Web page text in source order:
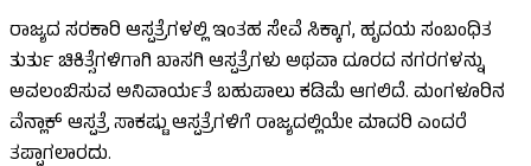
ರಾಜ್ಯದ ಸರಕಾರಿ ಆಸ್ಪತ್ರೆಗಳಲ್ಲಿ ಇಂತಹ ಸೇವೆ ಸಿಕ್ಕಾಗ, ಹೃದಯ ಸಂಬಂಧಿತ
ತುರ್ತು ಚಿಕಿತ್ಸೆಗಳಿಗಾಗಿ ಖಾಸಗಿ ಆಸ್ಪತ್ರೆಗಳು ಅಥವಾ ದೂರದ ನಗರಗಳನ್ನು
ಅವಲಂಬಿಸುವ ಅನಿವಾರ್ಯತೆ ಬಹುಪಾಲು ಕಡಿಮೆ ಆಗಲಿದೆ. ಮಂಗಳೂರಿನ
ವೆನ್ಲಾಕ್ ಆಸ್ಪತ್ರೆ ಸಾಕಷ್ಟು ಆಸ್ಪತ್ರೆಗಳಿಗೆ ರಾಜ್ಯದಲ್ಲಿಯೇ ಮಾದರಿ ಎಂದರೆ
ತಪ್ಪಾಗಲಾರದು.